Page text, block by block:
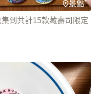
到共計15款藏壽司限定